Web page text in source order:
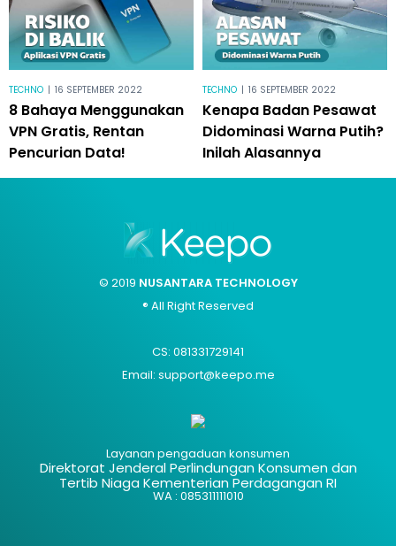
TECHNO | 16 SEPTEMBER 2022
8 Bahaya Menggunakan
VPN Gratis, Rentan
Pencurian Data!
TECHNO | 16 SEPTEMBER 2022
Kenapa Badan Pesawat
Didominasi Warna Putih?
Inilah Alasannya
© 2019 NUSANTARA TECHNOLOGY
® All Right Reserved
CS: 081331729141
Email: support@keepo.me
Layanan pengaduan konsumen
Direktorat Jenderal Perlindungan Konsumen dan
Tertib Niaga Kementerian Perdagangan RI
WA : 085311111010